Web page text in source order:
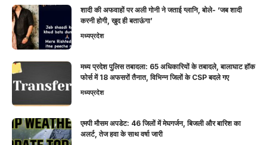
शादी की अफवाहों पर अली गोनी ने जताई ग्लानि, बोले- ‘जब शादी
करनी होगी, खुद ही बताऊंगा’
मध्यप्रदेश
मध्य प्रदेश पुलिस तबादला: 65 अधिकारियों के तबादले, बालाघाट हॉक
फोर्स में 18 अफसरों तैनात, विभिन्न जिलों के CSP बदले गए
मध्यप्रदेश
एमपी मौसम अपडेट: 46 जिलों में मेघगर्जन, बिजली और बारिश का
अलर्ट, तेज हवा के साथ वर्षा जारी